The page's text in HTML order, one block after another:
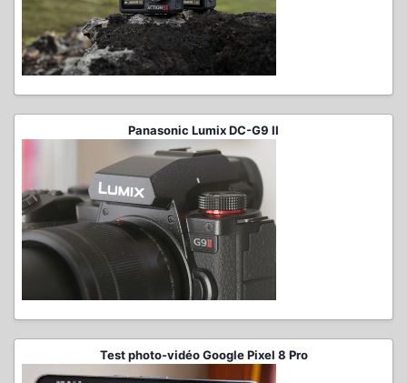
Panasonic Lumix DC-G9 II
Test photo-vidéo Google Pixel 8 Pro